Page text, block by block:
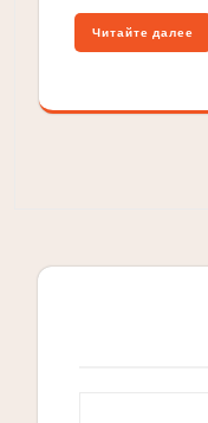
Читайте далее